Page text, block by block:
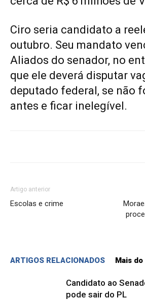
Ciro seria candidato a
outubro. Seu mandato
Aliados do senador, no
que ele deverá disputar
deputado federal, se não
antes e ficar inelegível.
Artigo anterior
Escolas e crime
ARTIGOS RELACIONADOS Mais
Candidato ao
pode sair do PL